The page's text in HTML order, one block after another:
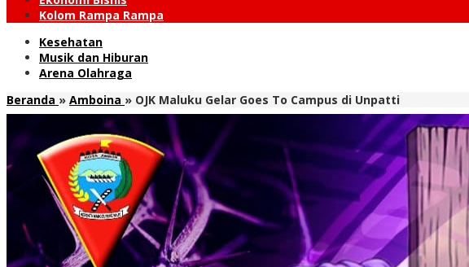
Kolom Rampa Rampa
Kesehatan
Musik dan Hiburan
Arena Olahraga
Beranda » Amboina » OJK Maluku Gelar Goes To Campus di Unpatti